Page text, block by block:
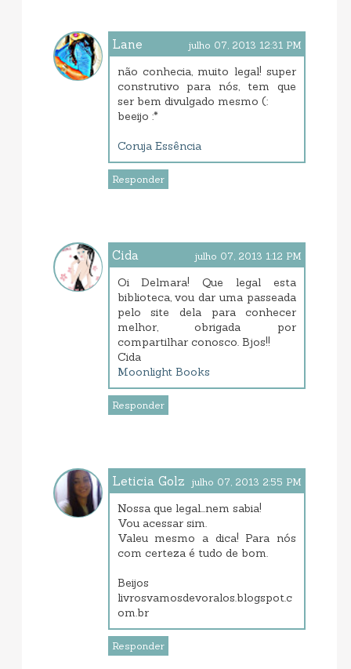
Lane julho 07, 2013 12:31 PM
não conhecia, muito legal! super
construtivo para nós, tem que
ser bem divulgado mesmo (:
beeijo :*
Coruja Essência
Responder
Cida julho 07, 2013 1:12 PM
Oi Delmara! Que legal esta
biblioteca, vou dar uma passeada
pelo site dela para conhecer
melhor, obrigada por
compartilhar conosco. Bjos!!
Cida
Moonlight Books
Responder
Leticia Golz julho 07, 2013 2:55 PM
Nossa que legal...nem sabia!
Vou acessar sim.
Valeu mesmo a dica! Para nós
com certeza é tudo de bom.
Beijos
livrosvamosdevoralos.blogspot.c
om.br
Responder